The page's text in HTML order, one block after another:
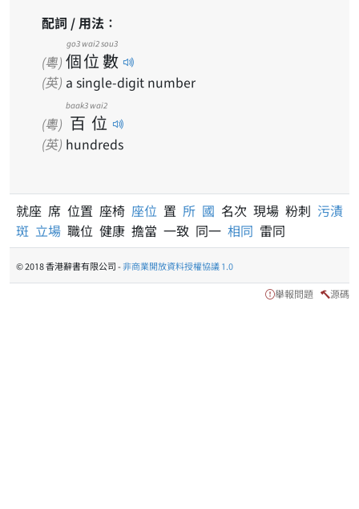
配詞 / 用法：
(粵) 個
go3
位
wai2
數
sou3
(英) a single-digit number
(粵) 百
baak3
位
wai2
(英) hundreds
就座 席 位置 座椅 座位 置 所 國 名次 現場 粉刺 污漬
斑 立場 職位 健康 擔當 一致 同一 相同 雷同
© 2018 香港辭書有限公司 -非商業開放資料授權協議 1.0
舉報問題 源碼